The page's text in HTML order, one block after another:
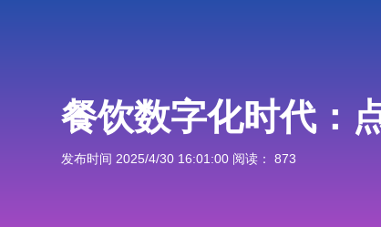
餐饮数字化时代：
发布时间 2025/4/30 16:01:00 阅读： 873